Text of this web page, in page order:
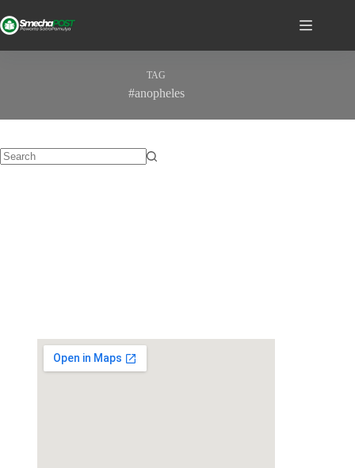
TAG
#anopheles